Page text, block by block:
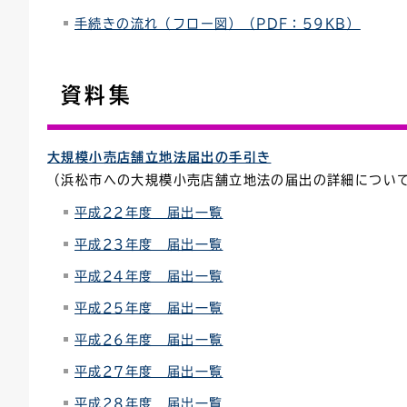
手続きの流れ（フロー図）（PDF：59KB）
資料集
大規模小売店舗立地法届出の手引き
（浜松市への大規模小売店舗立地法の届出の詳細につい
平成22年度 届出一覧
平成23年度 届出一覧
平成24年度 届出一覧
平成25年度 届出一覧
平成26年度 届出一覧
平成27年度 届出一覧
平成28年度 届出一覧